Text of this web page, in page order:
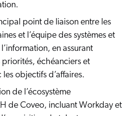
point de liaison entre les
et l’équipe des systèmes et
en assurant
priorités, échéanciers et
objectifs d’affaires.
de l’écosystème
de Coveo, incluant Workday et